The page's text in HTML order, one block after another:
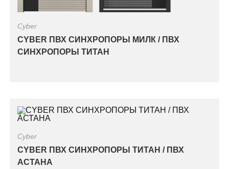
Cyber
CYBER ПВХ СИНХРОПОРЫ МИЛК / ПВХ
СИНХРОПОРЫ ТИТАН
Cyber
CYBER ПВХ СИНХРОПОРЫ ТИТАН / ПВХ
АСТАНА